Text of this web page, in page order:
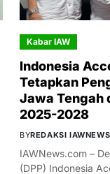
Kabar IAW
Indonesia
Tetapkan
Jawa Tengah
2025-2028
BYREDAKSI IAWNEWS
IAWNews.com –
(DPP) Indonesia